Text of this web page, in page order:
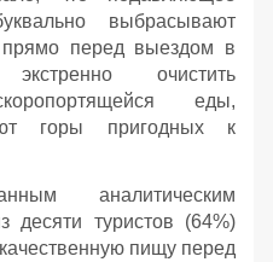
выбрасывают
перед выездом в
очистить
еды,
горы пригодных к
аналитическим
туристов (64%)
пищу перед